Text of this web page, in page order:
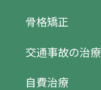
骨格矯正
交通事故の治療
自費治療